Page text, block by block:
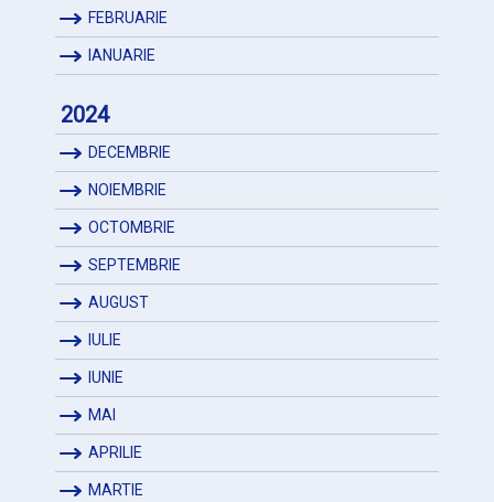
FEBRUARIE
IANUARIE
2024
DECEMBRIE
NOIEMBRIE
OCTOMBRIE
SEPTEMBRIE
AUGUST
IULIE
IUNIE
MAI
APRILIE
MARTIE